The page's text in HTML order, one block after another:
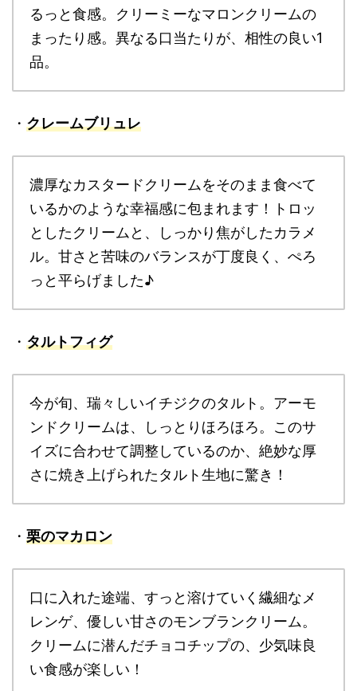
るっと食感。クリーミーなマロンクリームの
まったり感。異なる口当たりが、相性の良い1
品。
・ クレームブリュレ
濃厚なカスタードクリームをそのまま食べて
いるかのような幸福感に包まれます！トロッ
としたクリームと、しっかり焦がしたカラメ
ル。甘さと苦味のバランスが丁度良く、ぺろ
っと平らげました♪
・ タルトフィグ
今が旬、瑞々しいイチジクのタルト。アーモ
ンドクリームは、しっとりほろほろ。このサ
イズに合わせて調整しているのか、絶妙な厚
さに焼き上げられたタルト生地に驚き！
・ 栗のマカロン
口に入れた途端、すっと溶けていく繊細なメ
レンゲ、優しい甘さのモンブランクリーム。
クリームに潜んだチョコチップの、少気味良
い食感が楽しい！